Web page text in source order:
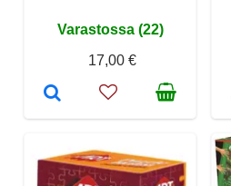
Varastossa (22)
17,00 €